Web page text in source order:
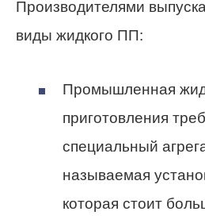
Производителями
виды жидкого ПП:
Промышленная
приготовления
специальный
называемая
которая стоит